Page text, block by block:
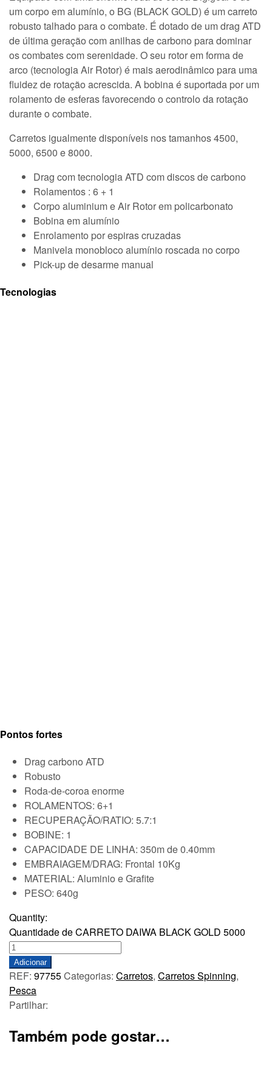
um corpo em alumínio, o BG (BLACK GOLD) é um carreto
robusto talhado para o combate. É dotado de um drag ATD
de última geração com anilhas de carbono para dominar
os combates com serenidade. O seu rotor em forma de
arco (tecnologia Air Rotor) é mais aerodinâmico para uma
fluidez de rotação acrescida. A bobina é suportada por um
rolamento de esferas favorecendo o controlo da rotação
durante o combate.
Carretos igualmente disponíveis nos tamanhos 4500,
5000, 6500 e 8000.
Drag com tecnologia ATD com discos de carbono
Rolamentos : 6 + 1
Corpo aluminium e Air Rotor em policarbonato
Bobina em alumínio
Enrolamento por espiras cruzadas
Manivela monobloco alumínio roscada no corpo
Pick-up de desarme manual
Tecnologias
Pontos fortes
Drag carbono ATD
Robusto
Roda-de-coroa enorme
ROLAMENTOS: 6+1
RECUPERAÇÃO/RATIO: 5.7:1
BOBINE: 1
CAPACIDADE DE LINHA: 350m de 0.40mm
EMBRAIAGEM/DRAG: Frontal 10Kg
MATERIAL: Aluminio e Grafite
PESO: 640g
Quantity:
Quantidade de CARRETO DAIWA BLACK GOLD 5000
Adicionar
REF: 97755Categorias: Carretos, Carretos Spinning,
Pesca
Partilhar:
Também pode gostar…